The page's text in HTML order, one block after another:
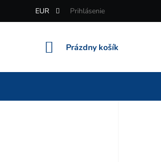
EUR Prihlásenie
NÁKUPNÝ
Prázdny košík